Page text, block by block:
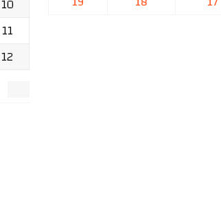
10
11
12